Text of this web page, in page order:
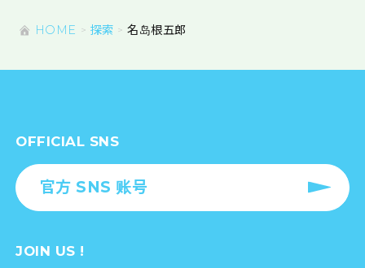
HOME 探索 名岛根五郎
OFFICIAL SNS
官方 SNS 账号
JOIN US !